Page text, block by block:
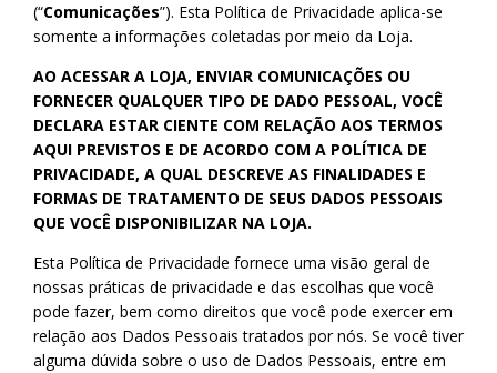
(“Comunicações”). Esta Política de Privacidade aplica-se
somente a informações coletadas por meio da Loja.
AO ACESSAR A LOJA, ENVIAR COMUNICAÇÕES OU
FORNECER QUALQUER TIPO DE DADO PESSOAL, VOCÊ
DECLARA ESTAR CIENTE COM RELAÇÃO AOS TERMOS
AQUI PREVISTOS E DE ACORDO COM A POLÍTICA DE
PRIVACIDADE, A QUAL DESCREVE AS FINALIDADES E
FORMAS DE TRATAMENTO DE SEUS DADOS PESSOAIS
QUE VOCÊ DISPONIBILIZAR NA LOJA.
Esta Política de Privacidade fornece uma visão geral de
nossas práticas de privacidade e das escolhas que você
pode fazer, bem como direitos que você pode exercer em
relação aos Dados Pessoais tratados por nós. Se você tiver
alguma dúvida sobre o uso de Dados Pessoais, entre em